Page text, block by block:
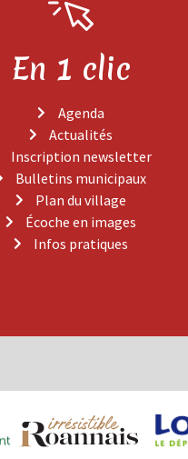
En 1 clic
Agenda
Actualités
Inscription newsletter
Bulletins municipaux
Plan du village
Écoche en images
Infos pratiques